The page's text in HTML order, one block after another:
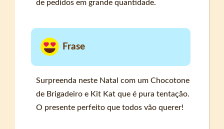
de pedidos em grande quantidade.
Frase
Surpreenda neste Natal com um Chocotone
de Brigadeiro e Kit Kat que é pura tentação.
O presente perfeito que todos vão querer!